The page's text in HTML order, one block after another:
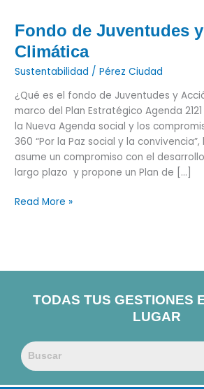
Fondo de Juventudes
Climática
Sustentabilidad /Pérez Ciudad
¿Qué es el fondo de Juventudes y
marco del Plan Estratégico Agenda
la Nueva Agenda social y los
360 “Por la Paz social y la
asume un compromiso con el
largo plazo y propone un Plan de […]
Fondo
Juventudes
y
Acción
Climática
Read More »
TODAS TUS GESTIONES
LUGAR